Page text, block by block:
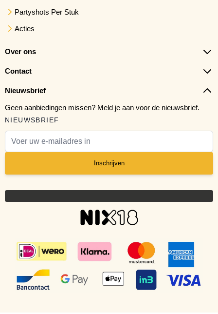
Partyshots Per Stuk
Acties
Over ons
Contact
Nieuwsbrief
Geen aanbiedingen missen? Meld je aan voor de nieuwsbrief.
NIEUWSBRIEF
Inschrijven